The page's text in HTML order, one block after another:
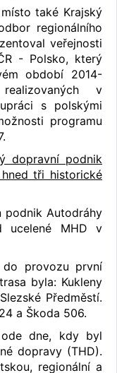
také Krajský
regionálního
veřejnosti
- Polsko, který
období 2014-
v
s polskými
programu
dopravní podnik
tři historické
Autodráhy
ucelené MHD v
provozu první
byla: Kukleny
Předměstí.
a Škoda 506.
dne, kdy byl
dopravy (THD).
regionální a